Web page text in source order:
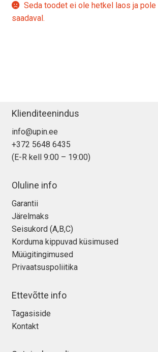
Seda toodet ei ole hetkel laos ja
saadaval.
Klienditeenindus
info@upin.ee
+372 5648 6435
(E-R kell 9:00 – 19:00)
Oluline info
Garantii
Järelmaks
Seisukord (A,B,C)
Korduma kippuvad küsimused
Müügitingimused
Privaatsuspoliitika
Ettevõtte info
Tagasiside
Kontakt